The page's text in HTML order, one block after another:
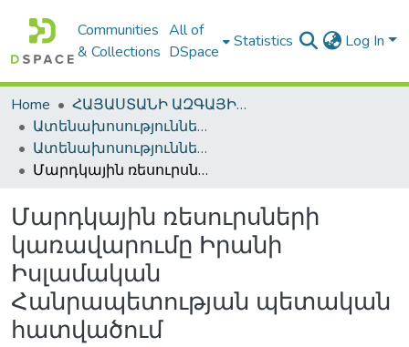
Communities
& Collections
All of
DSpace
Statistics Log In
Home
ՀԱՅԱՍՏԱՆԻ ԱԶԳԱՅԻՆ ԳՐԱԴԱՐԱՆԻ ԹՎԱՅԻՆ ՊԱՀՈՑ / DIGITAL REPOSITORY OF NLA
Ատենախոսություններ և սեղմագրեր / Theses & Abstracts
Ատենախոսություններ և սեղմագրեր / Theses & Abstracts
Մարդկային ռեսուրսների կառավարումը Իրանի Իսլամական Հանրապետության պետական հատվածում
Մարդկային ռեսուրսների
կառավարումը Իրանի
Իսլամական
Հանրապետության պետական
հատվածում